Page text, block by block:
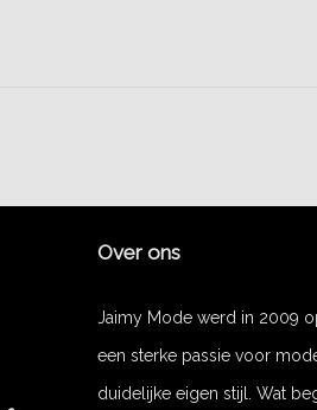
Over ons
Jaimy Mode werd in 2009
een sterke passie voor
duidelijke eigen stijl. Wat